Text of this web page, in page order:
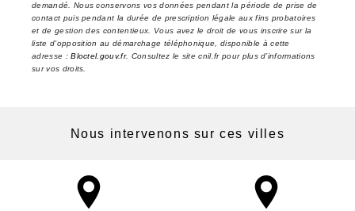
demandé. Nous conservons vos données pendant la période de prise de
contact puis pendant la durée de prescription légale aux fins probatoires
et de gestion des contentieux. Vous avez le droit de vous inscrire sur la
liste d'opposition au démarchage téléphonique, disponible à cette
adresse :Bloctel.gouv.fr. Consultez le site cnil.fr pour plus d’informations
sur vos droits.
Nous intervenons sur ces villes